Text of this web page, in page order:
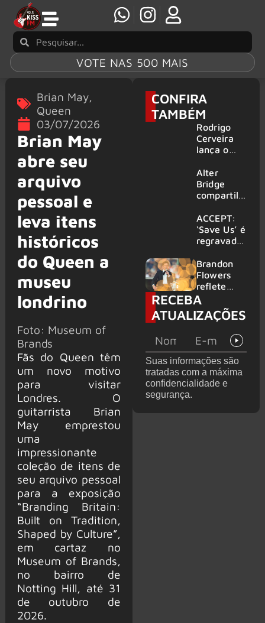
VOTE NAS 500 MAIS
Brian May,
Queen
03/07/2026
Brian May
abre seu
arquivo
pessoal e
leva itens
históricos
do Queen a
museu
londrino
Foto: Museum of
Brands
Fãs do Queen têm
um novo motivo
para visitar
Londres. O
guitarrista Brian
May emprestou
uma
impressionante
coleção de itens de
seu arquivo pessoal
para a exposição
“Branding Britain:
Built on Tradition,
Shaped by Culture”,
em cartaz no
Museum of Brands,
no bairro de
Notting Hill, até 31
de outubro de
2026.
CONFIRA
TAMBÉM
Rodrigo
Cerveira
lança o
Searcher”
Alter
Bridge
compartilh
vivo de
“Fortress”
gravada
am Ring
2026
ACCEPT:
‘Save Us’ é
regravada
membros
do GHOST
e KORN
Brandon
Flowers
reflete
sobre o
futuro e
levanta
de de
deixar os
palcos
RECEBA
ATUALIZAÇÕES
Suas informações são
tratadas com a máxima
confidencialidade e
segurança.